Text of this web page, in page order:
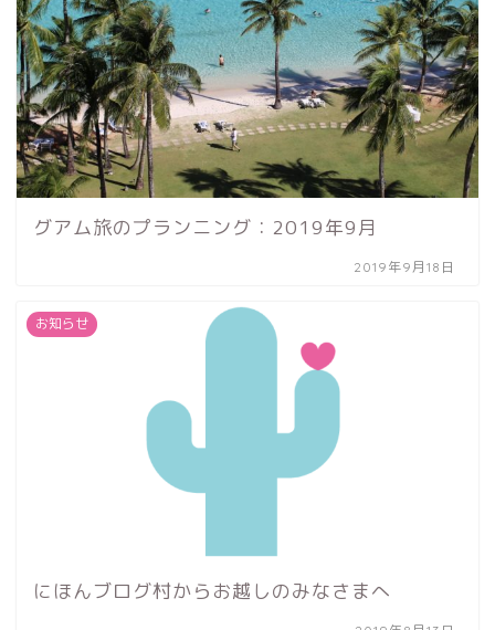
グアム旅のプランニング：2019年9月
2019年9月18日
お知らせ
にほんブログ村からお越しのみなさまへ